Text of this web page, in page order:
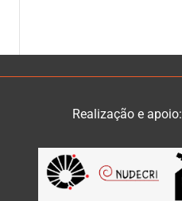
Realização e apoio: